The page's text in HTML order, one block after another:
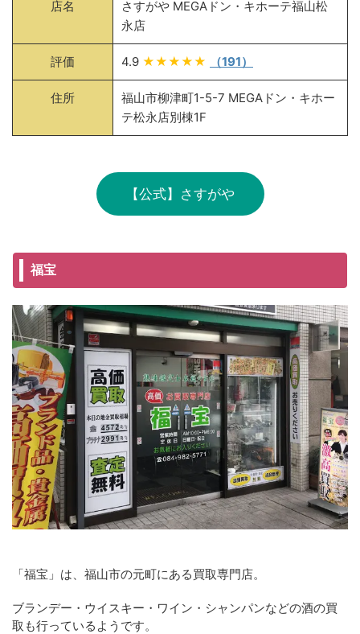
店名
さすがや MEGAドン・キホーテ福山松
永店
評価 4.9 ★★★★★ （191）
住所
福山市柳津町1-5-7 MEGAドン・キホー
テ松永店別棟1F
【公式】さすがや
福宝
「福宝」は、福山市の元町にある買取専門店。
ブランデー・ウイスキー・ワイン・シャンパンなどの酒の買
取も行っているようです。